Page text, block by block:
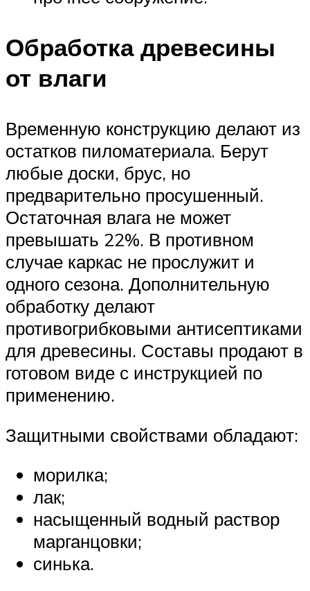
Обработка древесины
от влаги
Временную конструкцию делают из
остатков пиломатериала. Берут
любые доски, брус, но
предварительно просушенный.
Остаточная влага не может
превышать 22%. В противном
случае каркас не прослужит и
одного сезона. Дополнительную
обработку делают
противогрибковыми антисептиками
для древесины. Составы продают в
готовом виде с инструкцией по
применению.
Защитными свойствами обладают:
морилка;
лак;
насыщенный водный раствор
марганцовки;
синька.